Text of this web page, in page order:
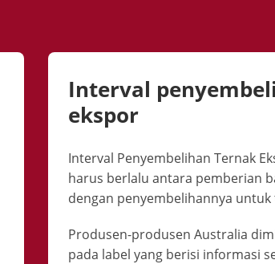
Interval
ekspor
Interval Penyembelihan Ternak
harus berlalu antara pemberian
dengan penyembelihannya
Produsen-produsen Australia
pada label yang berisi informasi